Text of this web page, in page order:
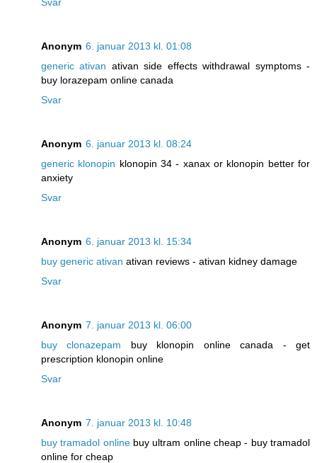
Anonym 6. januar 2013 kl. 01:08
generic ativan ativan side effects withdrawal symptoms -
buy lorazepam online canada
Svar
Anonym 6. januar 2013 kl. 08:24
generic klonopin klonopin 34 - xanax or klonopin better for
anxiety
Svar
Anonym 6. januar 2013 kl. 15:34
buy generic ativan ativan reviews - ativan kidney damage
Svar
Anonym 7. januar 2013 kl. 06:00
buy clonazepam buy klonopin online canada - get
prescription klonopin online
Svar
Anonym 7. januar 2013 kl. 10:48
buy tramadol onlinebuy ultram online cheap - buy tramadol
online for cheap